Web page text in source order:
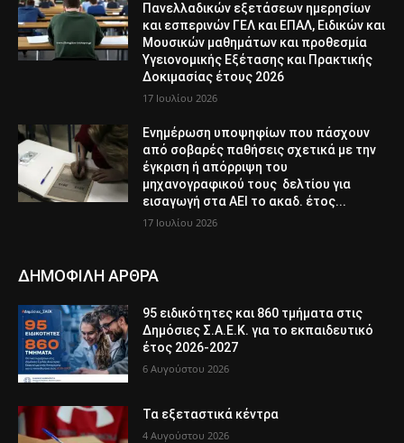
Πανελλαδικών εξετάσεων ημερησίων
και εσπερινών ΓΕΛ και ΕΠΑΛ, Ειδικών και
Μουσικών μαθημάτων και προθεσμία
Υγειονομικής Εξέτασης και Πρακτικής
Δοκιμασίας έτους 2026
17 Ιουλίου 2026
Ενημέρωση υποψηφίων που πάσχουν
από σοβαρές παθήσεις σχετικά με την
έγκριση ή απόρριψη του
μηχανογραφικού τους δελτίου για
εισαγωγή στα ΑΕΙ το ακαδ. έτος...
17 Ιουλίου 2026
ΔΗΜΟΦΙΛΗ ΑΡΘΡΑ
95 ειδικότητες και 860 τμήματα στις
Δημόσιες Σ.Α.Ε.Κ. για το εκπαιδευτικό
έτος 2026-2027
6 Αυγούστου 2026
Τα εξεταστικά κέντρα
4 Αυγούστου 2026